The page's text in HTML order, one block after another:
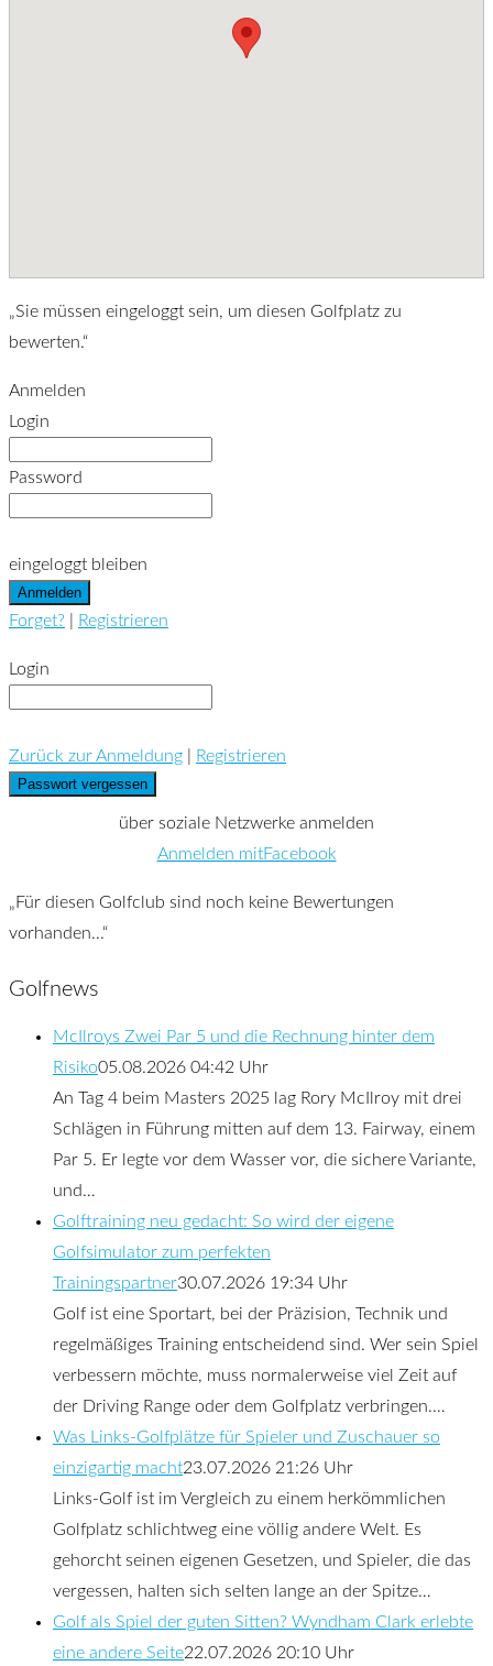
Sie müssen eingeloggt sein, um diesen Golfplatz zu
bewerten.
Anmelden
Login
Password
eingeloggt bleiben
Forget? Registrieren
Login
Zurück zur Anmeldung Registrieren
über soziale Netzwerke anmelden
Anmelden mitFacebook
Für diesen Golfclub sind noch keine Bewertungen
vorhanden...
Golfnews
McIlroys Zwei Par 5 und die Rechnung hinter dem
Risiko05.08.2026 04:42 Uhr
An Tag 4 beim Masters 2025 lag Rory McIlroy mit drei
Schlägen in Führung mitten auf dem 13. Fairway, einem
Par 5. Er legte vor dem Wasser vor, die sichere Variante,
und…
Golftraining neu gedacht: So wird der eigene
Golfsimulator zum perfekten
Trainingspartner30.07.2026 19:34 Uhr
Golf ist eine Sportart, bei der Präzision, Technik und
regelmäßiges Training entscheidend sind. Wer sein Spiel
verbessern möchte, muss normalerweise viel Zeit auf
der Driving Range oder dem Golfplatz verbringen.…
Was Links-Golfplätze für Spieler und Zuschauer so
einzigartig macht23.07.2026 21:26 Uhr
Links-Golf ist im Vergleich zu einem herkömmlichen
Golfplatz schlichtweg eine völlig andere Welt. Es
gehorcht seinen eigenen Gesetzen, und Spieler, die das
vergessen, halten sich selten lange an der Spitze…
Golf als Spiel der guten Sitten? Wyndham Clark erlebte
eine andere Seite22.07.2026 20:10 Uhr